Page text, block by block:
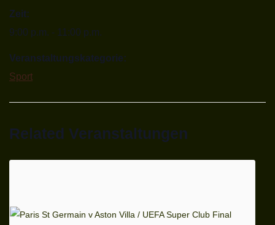
Zeit:
9:00 p.m. - 11:00 p.m.
Veranstaltungskategorie:
Sport
Related Veranstaltungen